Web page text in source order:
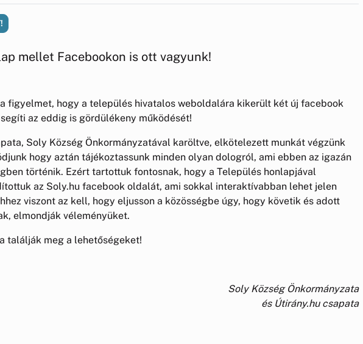
mellet Facebookon is ott vagyunk!
figyelmet, hogy a település hivatalos weboldalára kikerült két új facebook
az eddig is gördülékeny működését!
Soly Község Önkormányzatával karöltve, elkötelezett munkát végzünk
hogy aztán tájékoztassunk minden olyan dologról, ami ebben az igazán
történik. Ezért tartottuk fontosnak, hogy a Település honlapjával
az Soly.hu facebook oldalát, ami sokkal interaktívabban lehet jelen
viszont az kell, hogy eljusson a közösségbe úgy, hogy követik és adott
elmondják véleményüket.
találják meg a lehetőségeket!
Soly Község Önkormányzata
és Útirány.hu csapata